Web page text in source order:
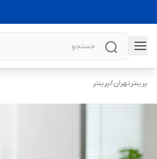
پرینترتهران/پرینتر